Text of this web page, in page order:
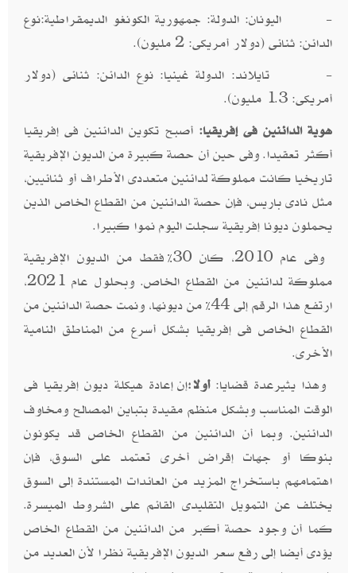
- اليونان: الدولة: جمهورية الكونغو الديمقراطية:نوع
الدائن: ثنائى (دولار أمريكى: 2 مليون).
- تايلاند: الدولة غينيا: نوع الدائن: ثنائى (دولار
أمريكى: 1.3 مليون).
هوية الدائنين فى إفريقيا:أصبح تكوين الدائنين فى إفريقيا
أكثر تعقيدا. وفى حين أن حصة كبيرة من الديون الإفريقية
تاريخيا كانت مملوكة لدائنين متعددى الأطراف أو ثنائيين،
مثل نادى باريس، فإن حصة الدائنين من القطاع الخاص الذين
يحملون ديونا إفريقية سجلت اليوم نموا كبيرا.
وفى عام 2010، كان 30% فقط من الديون الإفريقية
مملوكة لدائنين من القطاع الخاص. وبحلول عام 2021،
ارتفع هذا الرقم إلى 44% من ديونها، ونمت حصة الدائنين من
القطاع الخاص فى إفريقيا بشكل أسرع من المناطق النامية
الأخرى.
وهذا يثيرعدة قضايا:أولا:إن إعادة هيكلة ديون إفريقيا فى
الوقت المناسب وبشكل منظم مقيدة بتباين المصالح ومخاوف
الدائنين. وبما أن الدائنين من القطاع الخاص قد يكونون
بنوكا أو جهات إقراض أخرى تعتمد على السوق، فإن
اهتمامهم باستخراج المزيد من العائدات المستندة إلى السوق
يختلف عن التمويل التقليدى القائم على الشروط الميسرة.
كما أن وجود حصة أكبر من الدائنين من القطاع الخاص
يؤدى أيضا إلى رفع سعر الديون الإفريقية نظرا لأن العديد من